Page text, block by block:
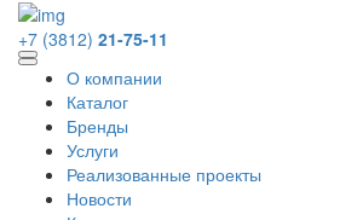
+7 (3812) 21-75-11
О компании
Каталог
Бренды
Услуги
Реализованные проекты
Новости